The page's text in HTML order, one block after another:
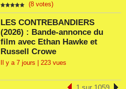
(8 votes)
LES CONTREBANDIERS
(2026) : Bande-annonce du
film avec Ethan Hawke et
Russell Crowe
Il y a 7 jours | 223 vues
1 sur 1059